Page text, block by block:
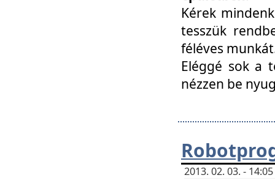
Kérek
tesszük
féléves
Eléggé sok a
nézzen be
2013. 02. 03. -